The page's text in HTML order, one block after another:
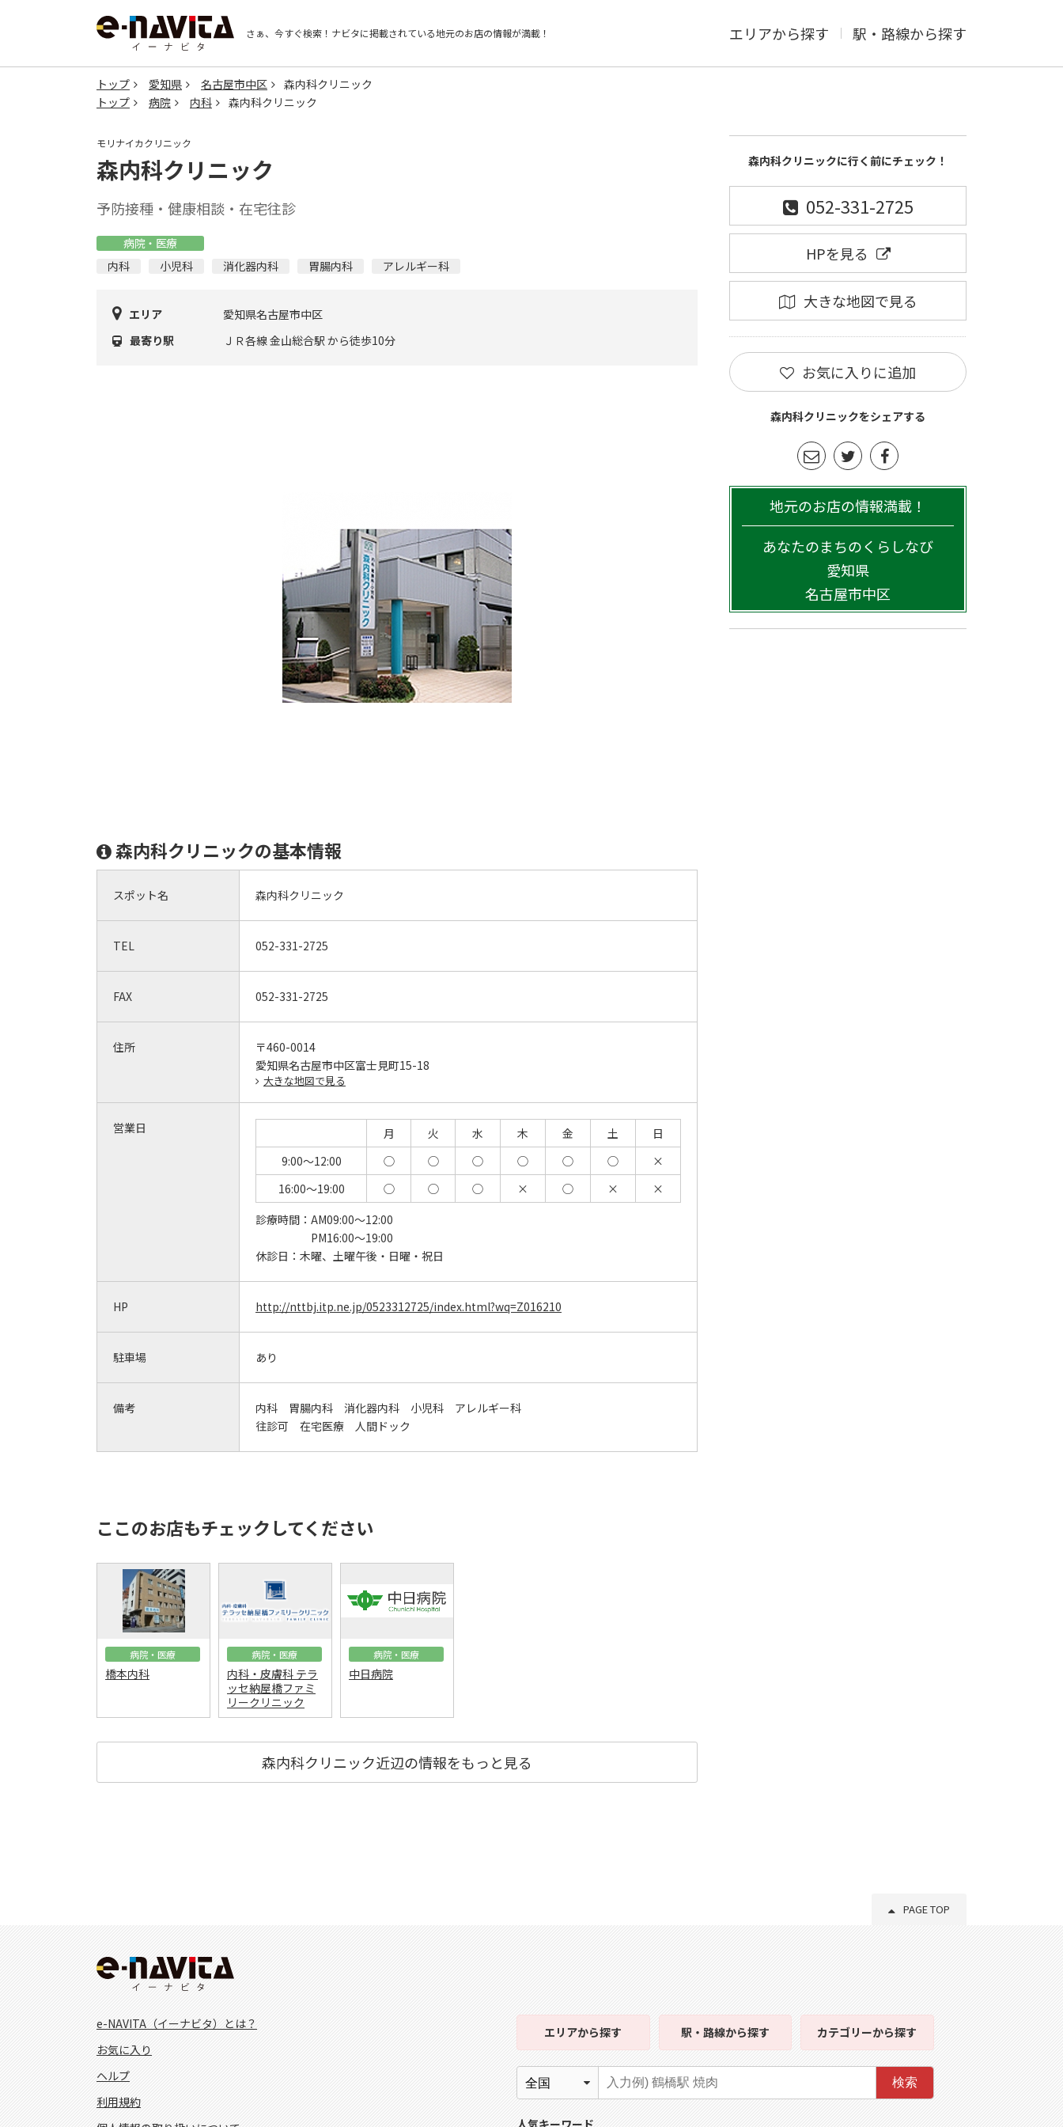
さぁ、今すぐ検索！ ナビタに掲載されている地元のお店の情報が満載！ エリアから探す 駅・路線から探す
トップ 愛知県 名古屋市中区
森内科クリニック
トップ
病院 内科 森内科クリニック
モリナイカクリニック
森内科クリニック
予防接種・健康相談・在宅往診
病院・医療
内科
小児科 消化器内科 胃腸内科 アレルギー科
エリア
愛知県名古屋市中区
最寄り駅
ＪＲ各線 金山総合駅 から徒歩10分
森内科クリニックの基本情報
スポット名 森内科クリニック
TEL 052-331-2725
FAX 052-331-2725
住所
〒460-0014
愛知県名古屋市中区富士見町15-18
大きな地図で見る
営業日 月 火 水 木 金 土
日
9:00～12:00
◯ ◯ ◯ ◯ ◯ ◯
×
16:00～19:00
◯ ◯ ◯ × ◯ ×
×
診療時間： AM09:00～12:00
PM16:00～19:00
休診日： 木曜、土曜午後・日曜・祝日
HP http://nttbj.itp.ne.jp/0523312725/index.html?wq=Z016210
駐車場 あり
備考
内科 胃腸内科 消化器内科 小児科 アレルギー科
往診可 在宅医療 人間ドック
ここのお店もチェックしてください
病院・医療
橋本内科
病院・医療
内科・皮膚科 テラ
ッセ納屋橋ファミ
リークリニック
病院・医療
中日病院
森内科クリニック近辺の情報をもっと見る
森内科クリニックに行く前にチェック！
052-331-2725
HPを見る
大きな地図で見る
お気に入りに追加
森内科クリニックをシェアする
地元のお店の情報満載！
あなたのまちのくらしなび
愛知県
名古屋市中区
PAGE TOP
e-NAVITA（イーナビタ）とは？
お気に入り
ヘルプ
利用規約
エリアから探す 駅・路線から探す カテゴリーから探す
検索